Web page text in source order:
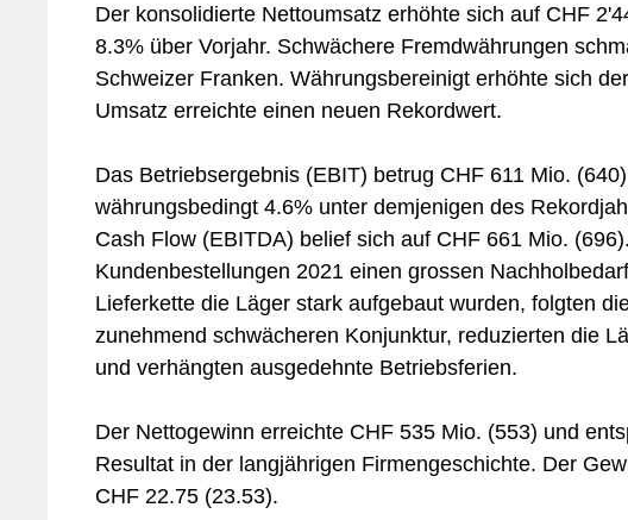
Der konsolidierte Nettoumsatz erhöhte sich auf CHF
8.3% über Vorjahr. Schwächere Fremdwährungen
Schweizer Franken. Währungsbereinigt erhöhte sich
Umsatz erreichte einen neuen Rekordwert.
Das Betriebsergebnis (EBIT) betrug CHF 611 Mio.
währungsbedingt 4.6% unter demjenigen des
Cash Flow (EBITDA) belief sich auf CHF 661 Mio.
Kundenbestellungen 2021 einen grossen
Lieferkette die Läger stark aufgebaut wurden, folgten
zunehmend schwächeren Konjunktur, reduzierten die
und verhängten ausgedehnte Betriebsferien.
Der Nettogewinn erreichte CHF 535 Mio. (553) und
Resultat in der langjährigen Firmengeschichte. Der
CHF 22.75 (23.53).